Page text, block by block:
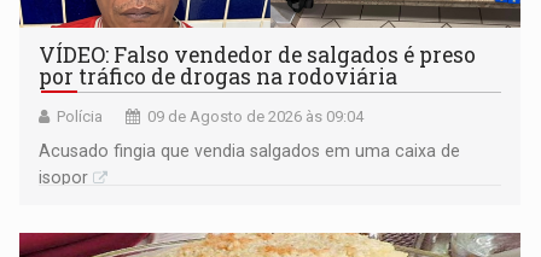
VÍDEO: Falso vendedor de salgados é preso
por tráfico de drogas na rodoviária
Polícia 09 de Agosto de 2026 às 09:04
Acusado fingia que vendia salgados em uma caixa de
isopor